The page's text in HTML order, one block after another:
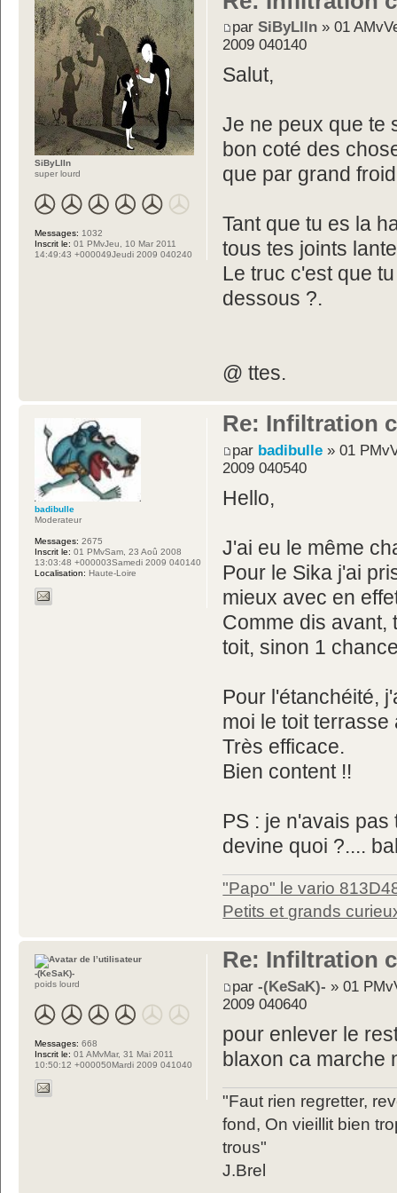
parSiByLlIn » 01
2009 040140
Salut,
Je ne peux que te
bon coté des
que par grand
Tant que tu es la
tous tes joints
Le truc c'est que
dessous ?.
@ ttes.
SiByLlIn
super lourd
Messages: 1032
Inscrit le: 01 PMvJeu, 10 Mar 2011
14:49:43 +000049Jeudi 2009 040240
Re: Infiltration
par badibulle » 01
2009 040540
Hello,
J'ai eu le même
Pour le Sika j'ai
mieux avec en
Comme dis avant,
toit, sinon 1
Pour l'étanchéité,
moi le toit
Très efficace.
Bien content !!
PS : je n'avais
devine quoi ?....
"Papo" le vario
Petits et grands
badibulle
Moderateur
Messages: 2675
Inscrit le: 01 PMvSam, 23 Aoû 2008
13:03:48 +000003Samedi 2009 040140
Localisation: Haute-Loire
Re: Infiltration
par-(KeSaK)- » 01
2009 040640
pour enlever le
blaxon ca marche
"Faut rien regretter,
fond, On vieillit bien
trous"
J.Brel
-(KeSaK)-
poids lourd
Messages: 668
Inscrit le: 01 AMvMar, 31 Mai 2011
10:50:12 +000050Mardi 2009 041040